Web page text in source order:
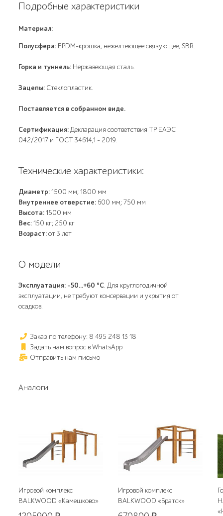
Подробные характеристики
Материал:
Полусфера: EPDM-крошка, нежелтеющее связующее, SBR.
Горка и туннель: Нержавеющая сталь.
Зацепы: Стеклопластик.
Поставляется в собранном виде.
Сертификация:Декларация соответствия ТР ЕАЭС
042/2017 и ГОСТ 34614,1 - 2019.
Технические характеристики:
Диаметр:1500 мм; 1800 мм
Внутреннее отверстие: 600 мм; 750 мм
Высота:1500 мм
Вес:150 кг; 250 кг
Возраст:от 3 лет
О модели
Эксплуатация: -50...+60 °С. Для круглогодичной
эксплуатации, не требуют консервации и укрытия от
осадков.
Заказ по телефону: 8 495 248 13 18
Задать нам вопрос в WhatsApp
Отправить нам письмо
Аналоги
Игровой комплекс
BALKWOOD «Камешково»
Игровой комплекс
BALKWOOD «Братск»